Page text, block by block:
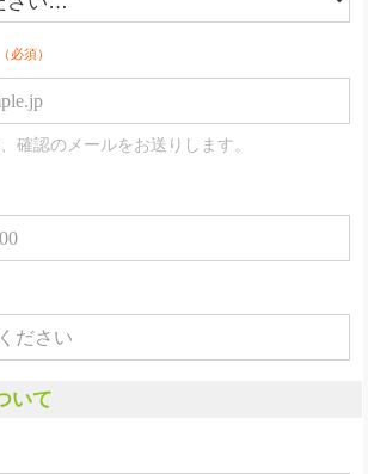
（必須）
確認のメールをお送りします。
いて